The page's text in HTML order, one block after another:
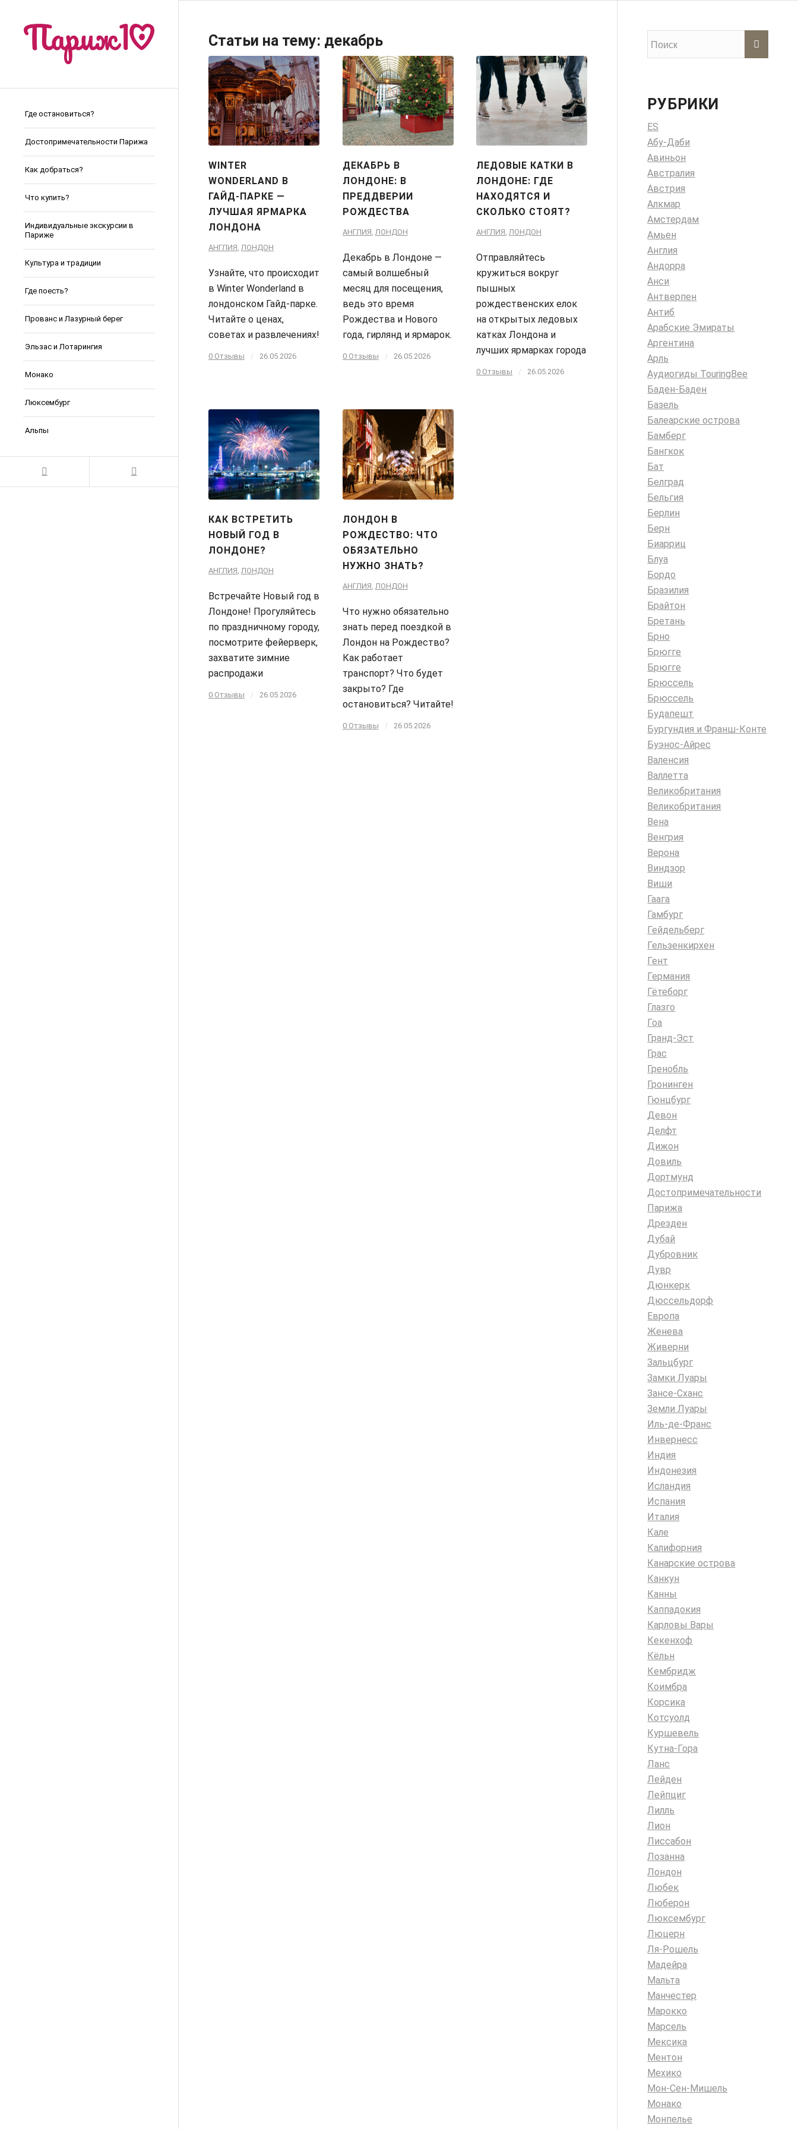
Где остановиться?
Достопримечательности Парижа
Как добраться?
Что купить?
Индивидуальные экскурсии в
Париже
Культура и традиции
Где поесть?
Прованс и Лазурный берег
Эльзас и Лотарингия
Монако
Люксембург
Альпы
Статьи на тему: декабрь
WINTER
WONDERLAND В
ГАЙД-ПАРКЕ —
ЛУЧШАЯ ЯРМАРКА
ЛОНДОНА
АНГЛИЯ, ЛОНДОН
Узнайте, что происходит
в Winter Wonderland в
лондонском Гайд-парке.
Читайте о ценах,
советах и развлечениях!
0 Отзывы / 26.05.2026
ДЕКАБРЬ В
ЛОНДОНЕ: В
ПРЕДДВЕРИИ
РОЖДЕСТВА
АНГЛИЯ, ЛОНДОН
Декабрь в Лондоне —
самый волшебный
месяц для посещения,
ведь это время
Рождества и Нового
года, гирлянд и ярмарок.
0 Отзывы / 26.05.2026
ЛЕДОВЫЕ КАТКИ В
ЛОНДОНЕ: ГДЕ
НАХОДЯТСЯ И
СКОЛЬКО СТОЯТ?
АНГЛИЯ,ЛОНДОН
Отправляйтесь
кружиться вокруг
пышных
рождественских елок
на открытых ледовых
катках Лондона и
лучших ярмарках города
0 Отзывы / 26.05.2026
КАК ВСТРЕТИТЬ
НОВЫЙ ГОД В
ЛОНДОНЕ?
АНГЛИЯ ЛОНДОН
Встречайте Новый год в
Лондоне! Прогуляйтесь
по праздничному городу,
посмотрите фейерверк,
захватите зимние
распродажи
0 Отзывы / 26.05.2026
ЛОНДОН В
РОЖДЕСТВО: ЧТО
ОБЯЗАТЕЛЬНО
НУЖНО ЗНАТЬ?
АНГЛИЯ ЛОНДОН
Что нужно обязательно
знать перед поездкой в
Лондон на Рождество?
Как работает
транспорт? Что будет
закрыто? Где
остановиться? Читайте!
0 Отзывы / 26.05.2026
РУБРИКИ
ES
Абу-Даби
Авиньон
Австралия
Австрия
Алкмар
Амстердам
Амьен
Англия
Андорра
Анси
Антверпен
Антиб
Арабские Эмираты
Аргентина
Арль
Аудиогиды TouringBee
Баден-Баден
Базель
Балеарские острова
Бамберг
Бангкок
Бат
Белград
Бельгия
Берлин
Берн
Биарриц
Блуа
Бордо
Бразилия
Брайтон
Бретань
Брно
Брюгге
Брюгге
Брюссель
Брюссель
Будапешт
Бургундия и Франш-Конте
Буэнос-Айрес
Валенсия
Валлетта
Великобритания
Великобритания
Вена
Венгрия
Верона
Виндзор
Виши
Гаага
Гамбург
Гейдельберг
Гельзенкирхен
Гент
Германия
Гётеборг
Глазго
Гоа
Гранд-Эст
Грас
Гренобль
Гронинген
Гюнцбург
Девон
Делфт
Дижон
Довиль
Дортмунд
Достопримечательности
Парижа
Дрезден
Дубай
Дубровник
Дувр
Дюнкерк
Дюссельдорф
Европа
Женева
Живерни
Зальцбург
Замки Луары
Зансе-Сханс
Земли Луары
Иль-де-Франс
Инвернесс
Индия
Индонезия
Исландия
Испания
Италия
Кале
Калифорния
Канарские острова
Канкун
Канны
Каппадокия
Карловы Вары
Кекенхоф
Кёльн
Кембридж
Коимбра
Корсика
Котсуолд
Куршевель
Кутна-Гора
Ланс
Лейден
Лейпциг
Лилль
Лион
Лиссабон
Лозанна
Лондон
Любек
Люберон
Люксембург
Люцерн
Ля-Рошель
Мадейра
Мальта
Манчестер
Марокко
Марсель
Мексика
Ментон
Мехико
Мон-Сен-Мишель
Монако
Монпелье